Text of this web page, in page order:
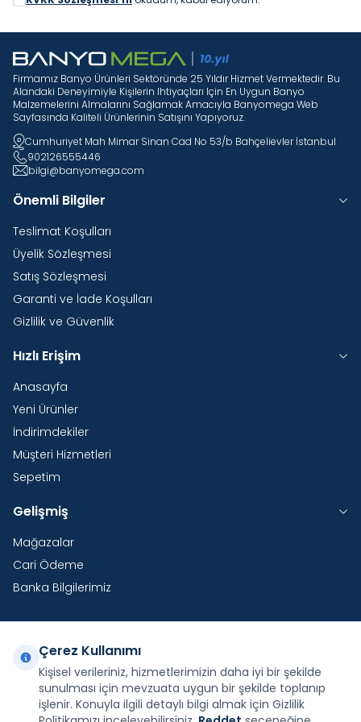
Firmamız Banyo Ürünleri Sektöründe 25 Yıldır Hizmet Vermektedir. Bu
Alandaki Deneyimiyle Kişilerin Ihtiyaçları Için En Uygun Banyo
Malzemelerini Almalarını Sağlamak Amacıyla Banyomega Web
Sayfasında Kaliteli Ürünlerinin Satışını Yapıyoruz.
Cumhuriyet Mah Mimar Sinan Cad No 53/b Bahçelievler İstanbul
902126555446
bilgi@banyomega.com
Önemli Bilgiler
Teslimat Koşulları
Üyelik Sözleşmesi
Satış Sözleşmesi
Garanti ve İade Koşulları
Gizlilik ve Güvenlik
Hızlı Erişim
Anasayfa
Yeni Ürünler
İndirimdekiler
Müşteri Hizmetleri
Sepetim
Gelişmiş
Mağazalar
Cari Ödeme
Banka Bilgilerimiz
Yurtdışı Kargo
Şirketimiz E-Fatura ve E-Arşiv Fatura uygulaması
kapsamındadır.
Çerez Kullanımı
Kişisel verileriniz, hizmetlerimizin daha iyi bir şekilde
sunulması için mevzuata uygun bir şekilde toplanıp
işlenir. Konuyla ilgili detaylı bilgi almak için Gizlilik